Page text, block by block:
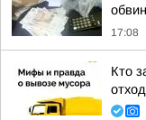
17:08
Кто